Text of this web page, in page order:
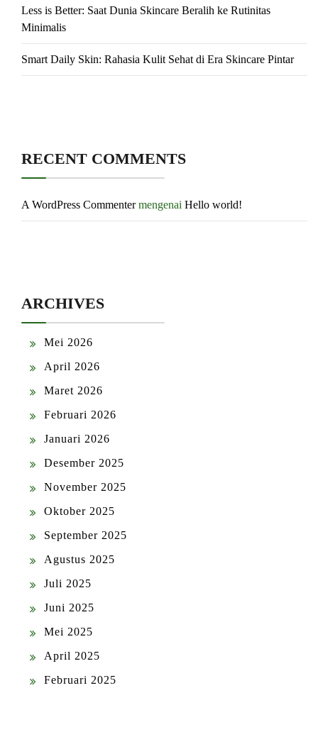
Less is Better: Saat Dunia Skincare Beralih ke Rutinitas
Minimalis
Smart Daily Skin: Rahasia Kulit Sehat di Era Skincare Pintar
RECENT COMMENTS
A WordPress Commentermengenai Hello world!
ARCHIVES
Mei 2026
April 2026
Maret 2026
Februari 2026
Januari 2026
Desember 2025
November 2025
Oktober 2025
September 2025
Agustus 2025
Juli 2025
Juni 2025
Mei 2025
April 2025
Februari 2025